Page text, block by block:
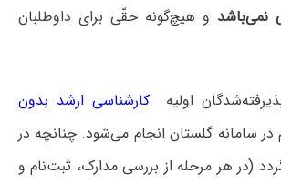
نمی‌باشد و هیچ‌گونه حقّی برای داوطلبان
کارشناسی ارشد بدون
در سامانه گلستان انجام می‌شود. چنانچه در
(در هر مرحله از بررسی مدارک، ثبت‌نام و